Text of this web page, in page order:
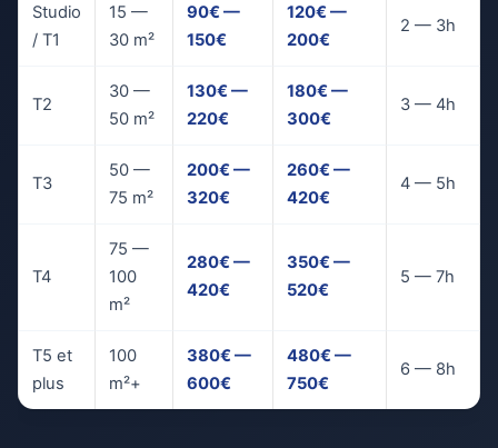
Studio
/ T1
15 —
30 m²
90€ —
150€
120€ —
200€
2 — 3h
T2
30 —
50 m²
130€ —
220€
180€ —
300€
3 — 4h
T3
50 —
75 m²
200€ —
320€
260€ —
420€
4 — 5h
T4
75 —
100
m²
280€ —
420€
350€ —
520€
5 — 7h
T5 et
plus
100
m²+
380€ —
600€
480€ —
750€
6 — 8h